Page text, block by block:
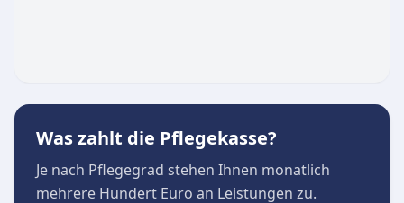
geöffnet.
Was zahlt die Pflegekasse?
Je nach Pflegegrad stehen Ihnen monatlich
mehrere Hundert Euro an Leistungen zu.